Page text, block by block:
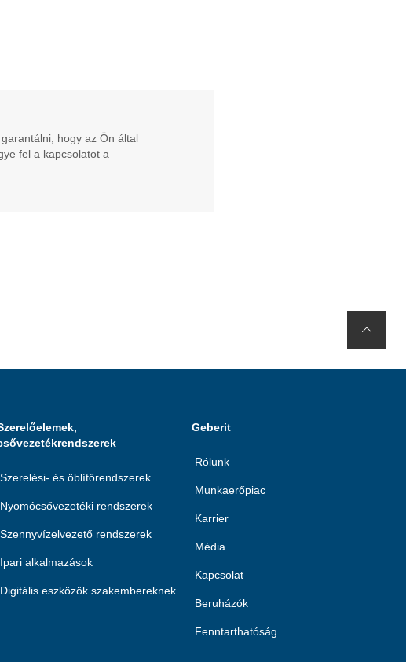
hogy az Ön által
fel a kapcsolatot a
Szerelési- és öblítőrendszerek
Nyomócsővezetéki rendszerek
Szennyvízelvezető rendszerek
Ipari alkalmazások
Digitális eszközök szakembereknek
Geberit
Rólunk
Munkaerőpiac
Karrier
Média
Kapcsolat
Beruházók
Fenntarthatóság